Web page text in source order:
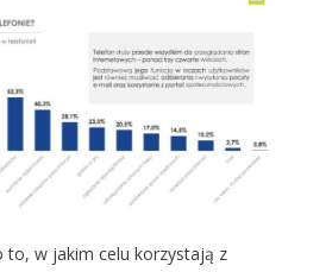
to, w jakim celu korzystają z